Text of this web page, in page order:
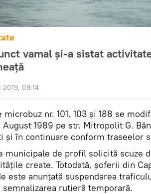
vamal și-a sistat
09:14
microbuz nr. 101, 103 și 188 se
August 1989 pe str. Mitropolit G.
și în continuare conform traseelor
municipale de profil solicită scuze
create. Totodată, șoferii din
este anunțată suspendarea
semnalizarea rutieră temporară.